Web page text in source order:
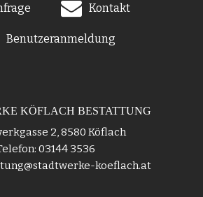
Kontakt
Benutzeranmeldung
KÖFLACH BESTATTUNG
2, 8580 Köflach
03144 3536
koeflach.at